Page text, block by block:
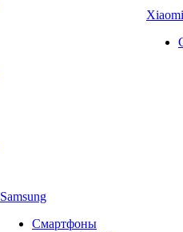
Samsung
Смартфоны
Xiaomi